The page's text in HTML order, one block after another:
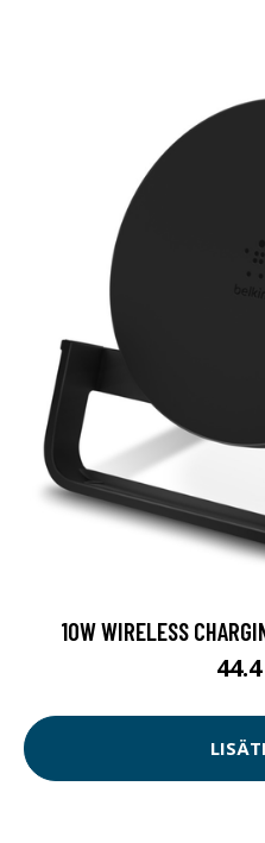
10W WIRELESS